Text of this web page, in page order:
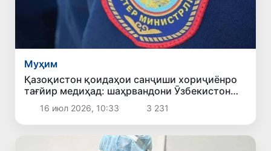
Муҳим
Қазоқистон қоидаҳои санҷиши хориҷиёнро
тағйир медиҳад: шаҳрвандони Ӯзбекистон
чиро бояд донанд
16 июл 2026, 10:33 3 231